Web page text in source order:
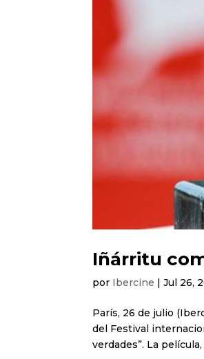
Iñárritu
por Ibercine |Jul 26,
París, 26 de julio
del Festival
verdades”. La